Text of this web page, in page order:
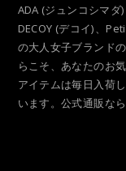
ADA (ジュンコシマダ
DECOY (デコイ)、
の大人女子ブランド
らこそ、あなたのお
アイテムは毎日入荷
います。公式通販な